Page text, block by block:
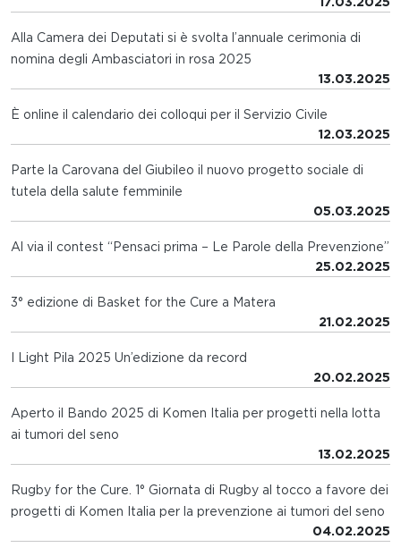
Alla Camera dei Deputati si è svolta l’annuale cerimonia di
nomina degli Ambasciatori in rosa 2025
13.03.2025
È online il calendario dei colloqui per il Servizio Civile
12.03.2025
Parte la Carovana del Giubileo il nuovo progetto sociale di
tutela della salute femminile
05.03.2025
Al via il contest “Pensaci prima – Le Parole della Prevenzione”
25.02.2025
3° edizione di Basket for the Cure a Matera
21.02.2025
I Light Pila 2025 Un’edizione da record
20.02.2025
Aperto il Bando 2025 di Komen Italia per progetti nella lotta
ai tumori del seno
13.02.2025
Rugby for the Cure. 1° Giornata di Rugby al tocco a favore dei
progetti di Komen Italia per la prevenzione ai tumori del seno
04.02.2025